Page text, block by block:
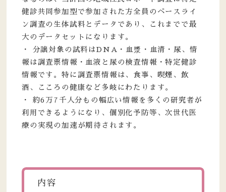
健診共同参加型で参加された方全員のベースライ
ン調査の生体試料とデータであり、これまでで最
大のデータセットになります。
・ 分譲対象の試料はDNA・血漿・血清・尿、情
報は調査票情報・血液と尿の検査情報・特定健診
情報です。特に調査票情報は、食事、喫煙、飲
酒、こころの健康など多岐にわたります。
・ 約6万7千人分もの幅広い情報を多くの研究者が
利用できるようになり、個別化予防等、次世代医
療の実現の加速が期待されます。
内容